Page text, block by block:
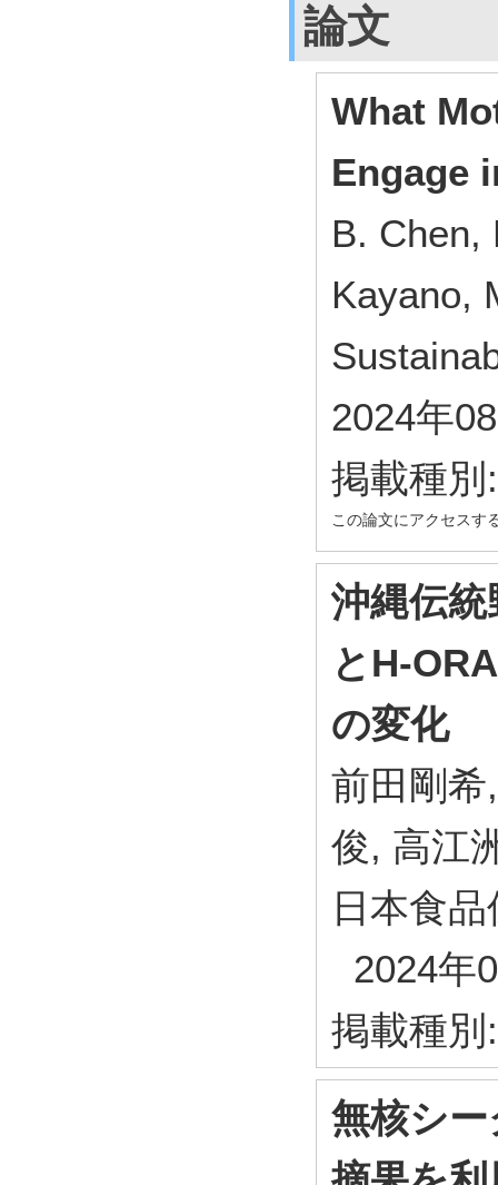
論文
What
Engage
B. Chen,
Kayano,
2024年
掲載種
この論文にアクセスす
沖縄伝
とH-
の変化
前田剛
俊, 高江
日本食
2024年
掲載種
無核シー